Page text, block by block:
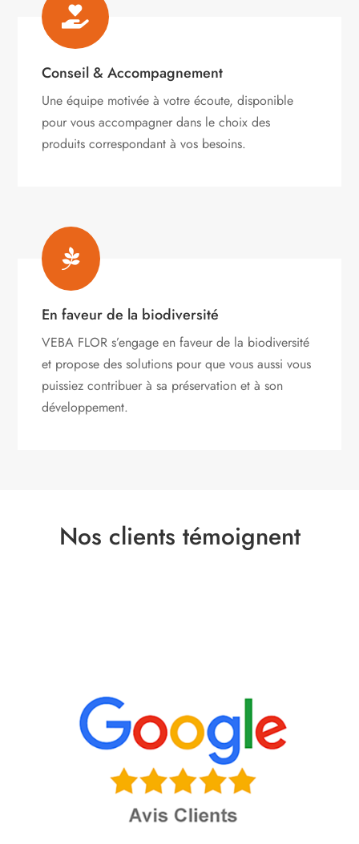

Conseil & Accompagnement
Une équipe motivée à votre écoute, disponible
pour vous accompagner dans le choix des
produits correspondant à vos besoins.

En faveur de la biodiversité
VEBA FLOR s’engageen faveur de la biodiversité
et propose des solutions pour que vous aussi vous
puissiez contribuer à sa préservation et à son
développement.
Nos clients témoignent